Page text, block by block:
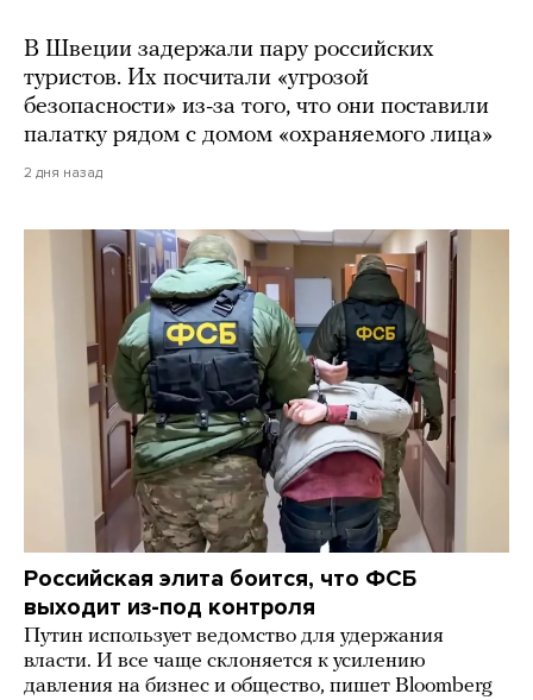
В Швеции задержали пару российских
туристов. Их посчитали «угрозой
безопасности» из-за того, что они поставили
палатку рядом с домом «охраняемого лица»
2 дня назад
Российская элита боится, что ФСБ
выходит из-под контроля
Путин использует ведомство для удержания
власти. И все чаще склоняется к усилению
давления на бизнес и общество, пишет Bloomberg